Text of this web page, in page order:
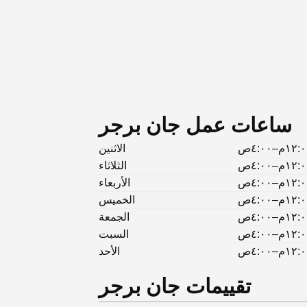
ساعات عمل جان برجر
الاثنين
الثلاثاء
الأربعاء
الخميس
الجمعة
السبت
الأحد
تقييمات جان برجر